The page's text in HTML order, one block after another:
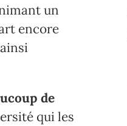
un
encore
de
qui les